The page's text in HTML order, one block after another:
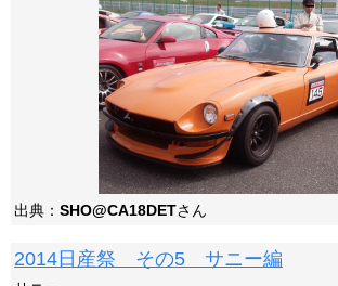
出典： SHO@CA18DETさん
2014日産祭 その5 サニー編